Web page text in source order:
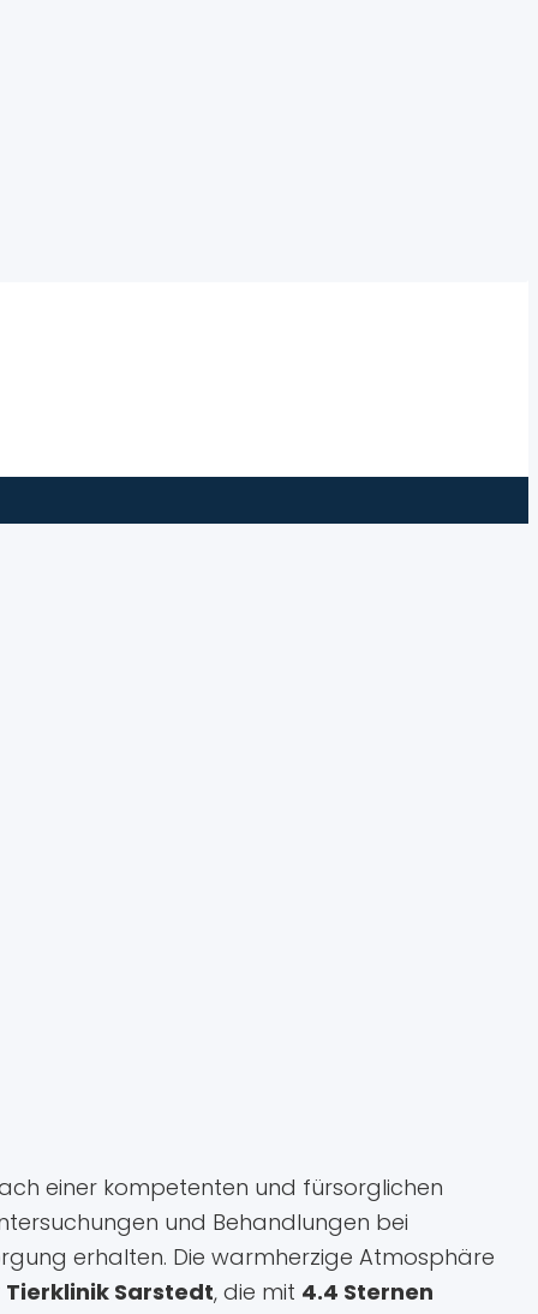
einer kompetenten und fürsorglichen
und Behandlungen bei
erhalten. Die warmherzige Atmosphäre
Tierklinik Sarstedt, die mit 4.4 Sternen